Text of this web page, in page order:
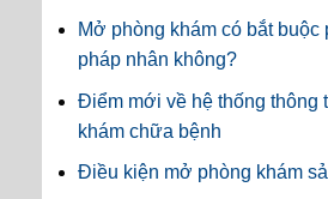
Mở phòng khám có bắt buộc
pháp nhân không?
Điểm mới về hệ thống thông
khám chữa bệnh
Điều kiện mở phòng khám